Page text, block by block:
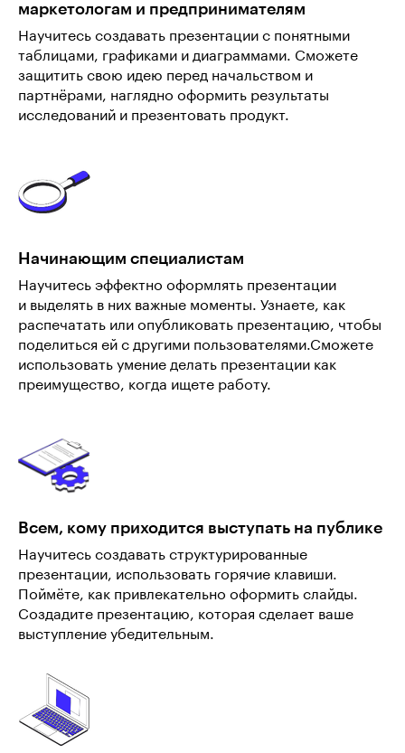
маркетологам и предпринимателям
Научитесь создавать презентации с понятными
таблицами, графиками и диаграммами. Сможете
защитить свою идею перед начальством и
партнёрами, наглядно оформить результаты
исследований и презентовать продукт.
Начинающим специалистам
Научитесь эффектно оформлять презентации
и выделять в них важные моменты. Узнаете, как
распечатать или опубликовать презентацию, чтобы
поделиться ей с другими пользователями.Сможете
использовать умение делать презентации как
преимущество, когда ищете работу.
Всем, кому приходится выступать на публике
Научитесь создавать структурированные
презентации, использовать горячие клавиши.
Поймёте, как привлекательно оформить слайды.
Создадите презентацию, которая сделает ваше
выступление убедительным.